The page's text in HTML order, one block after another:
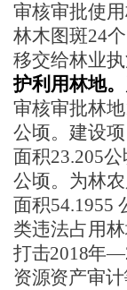
审核审批使
林木图斑24
移交给林业执
护利用林地。
审核审批林地
公顷。建设
面积23.205
公顷。为林
面积54.1955
类违法占用
打击2018年
资源资产审